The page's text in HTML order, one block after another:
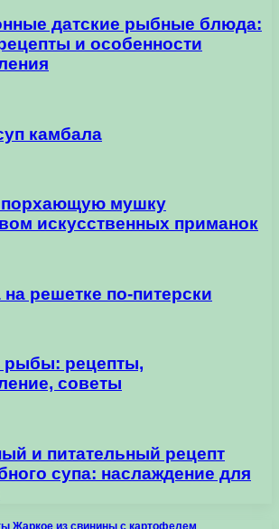
датские рыбные блюда:
и особенности
камбала
порхающую мушку
искусственных приманок
решетке по-питерски
рыбы: рецепты,
советы
и питательный рецепт
супа: наслаждение для